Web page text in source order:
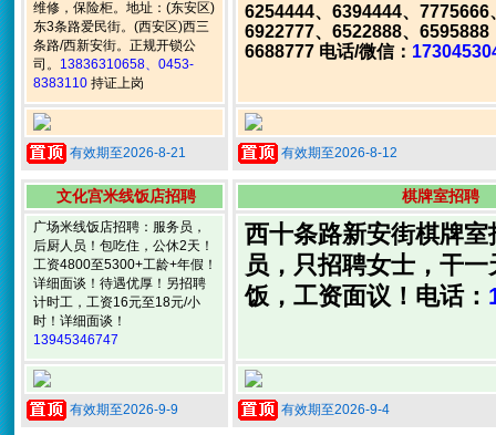
维修，保险柜。地址：(东安区)
东3条路爱民街。(西安区)西三
条路/西新安街。正规开锁公
司。 13836310658、0453-
8383110 持证上岗
有效期至2026-8-21
6254444、6394444、7775666
6922777、6522888、6595888
6688777 电话/微信：
有效期至2026-8-12
文化宫米线饭店招聘
广场米线饭店招聘：服务员，
后厨人员！包吃住，公休2天！
工资4800至5300+工龄+年假！
详细面谈！待遇优厚！另招聘
计时工，工资16元至18元/小
时！详细面谈！
13945346747
有效期至2026-9-9
棋牌室招聘
西十条路新安街棋牌
员，只招聘女士，干
饭，工资面议！电话：
有效期至2026-9-4